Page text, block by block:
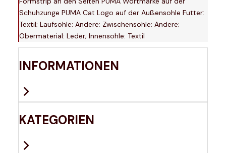
Schuhzunge PUMA Cat Logo auf der Außensohle Futter:
Textil; Laufsohle: Andere; Zwischensohle: Andere;
Obermaterial: Leder; Innensohle: Textil
INFORMATIONEN
KATEGORIEN